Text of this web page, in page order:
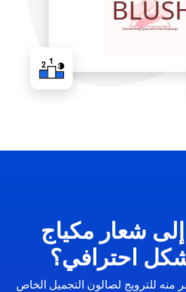
شعار مكياج
احترافي؟
منه للترويج لصالون التجميل الخاص